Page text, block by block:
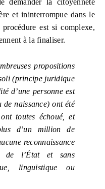
et ininterrompue dans le
est si complexe,
à la finaliser.
propositions
(principe juridique
d’une personne est
naissance) ont été
toutes échoué, et
d’un million de
reconnaissance
l’État et sans
linguistique ou